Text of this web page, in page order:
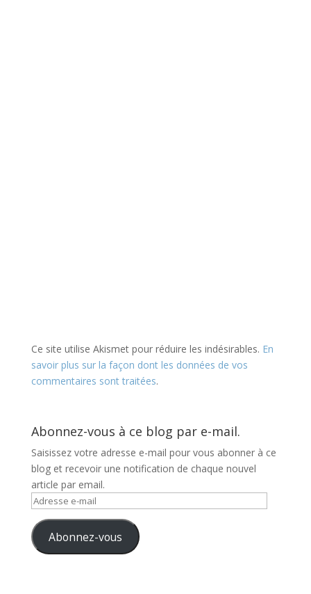
Ce site utilise Akismet pour réduire les indésirables. En
savoir plus sur la façon dont les données de vos
commentaires sont traitées.
Abonnez-vous à ce blog par e-mail.
Saisissez votre adresse e-mail pour vous abonner à ce
blog et recevoir une notification de chaque nouvel
article par email.
Adresse
mail Abonnez-vous